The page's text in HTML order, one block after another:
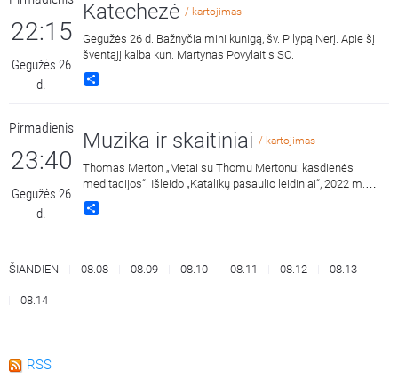
22:15
Gegužės 26
d.
Katechezė / kartojimas
Gegužės 26 d. Bažnyčia mini kunigą, šv. Pilypą Nerį. Apie šį
šventąjį kalba kun. Martynas Povylaitis SC.
Pirmadienis
23:40
Gegužės 26
d.
Muzika ir skaitiniai / kartojimas
Thomas Merton „Metai su Thomu Mertonu: kasdienės
meditacijos“. Išleido „Katalikų pasaulio leidiniai“, 2022 m.
Skaito Dalius Ramanauskas.
ŠIANDIEN 08.08 08.09 08.10 08.11 08.12 08.13
08.14
RSS